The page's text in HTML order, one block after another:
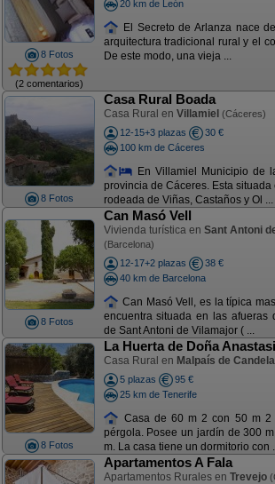
8 Fotos
(2 comentarios)
20 km de León
El Secreto de Arlanza nace
arquitectura tradicional rural y el
De este modo, una vieja ...
8 Fotos
Casa Rural Boada
Casa Rural en Villamiel (Cáceres)
12-15+3 plazas
30 €
100 km de Cáceres
En Villamiel Municipio de
provincia de Cáceres. Esta
rodeada de Viñas, Castaños y Ol ...
8 Fotos
Can Masó Vell
Vivienda turística en Sant Antoni
(Barcelona)
12-17+2 plazas
38 €
40 km de Barcelona
Can Masó Vell, es la típica
encuentra situada en las afueras
de Sant Antoni de Vilamajor ( ...
8 Fotos
La Huerta de Doña
Casa Rural en Malpaís de
5 plazas
95 €
25 km de Tenerife
Casa de 60 m 2 con 50 m 2
pérgola. Posee un jardín de 300
m. La casa tiene un dormitorio con
Apartamentos A Fala
Apartamentos Rurales en Trevejo